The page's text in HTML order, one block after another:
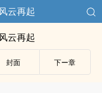
云再起
云再起
封面 下ー章